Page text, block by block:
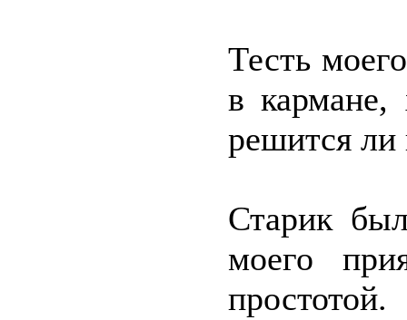
Тесть
в кармане,
решится ли
Старик
моего